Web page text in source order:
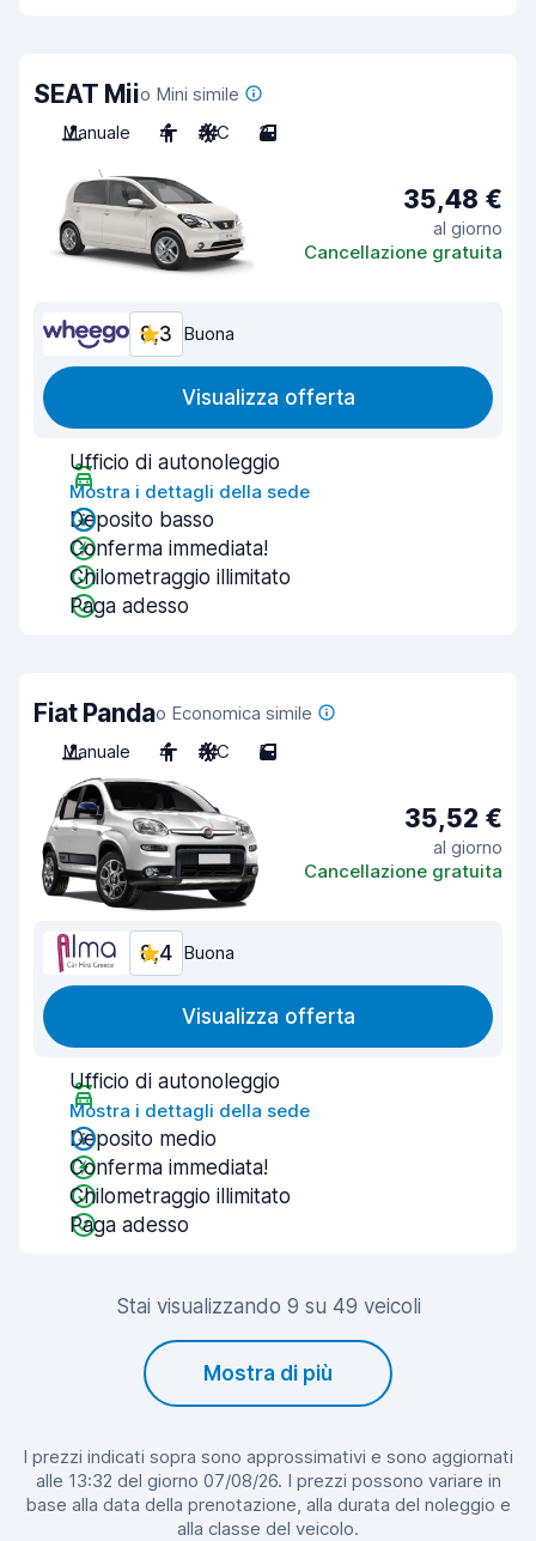
SEAT Miio Mini simile
Manuale
4 A/C 3
35,48 €
al giorno
Cancellazione gratuita
8,3 Buona
Visualizza offerta
Ufficio di autonoleggio
Mostra i dettagli della sede
Deposito basso
Conferma immediata!
Chilometraggio illimitato
Paga adesso
Fiat Pandao Economica simile
Manuale
4 A/C 5
35,52 €
al giorno
Cancellazione gratuita
8,4 Buona
Visualizza offerta
Ufficio di autonoleggio
Mostra i dettagli della sede
Deposito medio
Conferma immediata!
Chilometraggio illimitato
Paga adesso
Stai visualizzando 9 su 49 veicoli
Mostra di più
I prezzi indicati sopra sono approssimativi e sono aggiornati
alle 13:32 del giorno 07/08/26. I prezzi possono variare in
base alla data della prenotazione, alla durata del noleggio e
alla classe del veicolo.